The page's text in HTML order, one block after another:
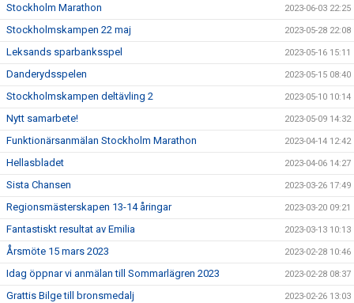
Stockholm Marathon 2023-06-03 22:25
Stockholmskampen 22 maj 2023-05-28 22:08
Leksands sparbanksspel 2023-05-16 15:11
Danderydsspelen 2023-05-15 08:40
Stockholmskampen deltävling 2 2023-05-10 10:14
Nytt samarbete! 2023-05-09 14:32
Funktionärsanmälan Stockholm Marathon 2023-04-14 12:42
Hellasbladet 2023-04-06 14:27
Sista Chansen 2023-03-26 17:49
Regionsmästerskapen 13-14 åringar 2023-03-20 09:21
Fantastiskt resultat av Emilia 2023-03-13 10:13
Årsmöte 15 mars 2023 2023-02-28 10:46
Idag öppnar vi anmälan till Sommarlägren 2023 2023-02-28 08:37
Grattis Bilge till bronsmedalj 2023-02-26 13:03